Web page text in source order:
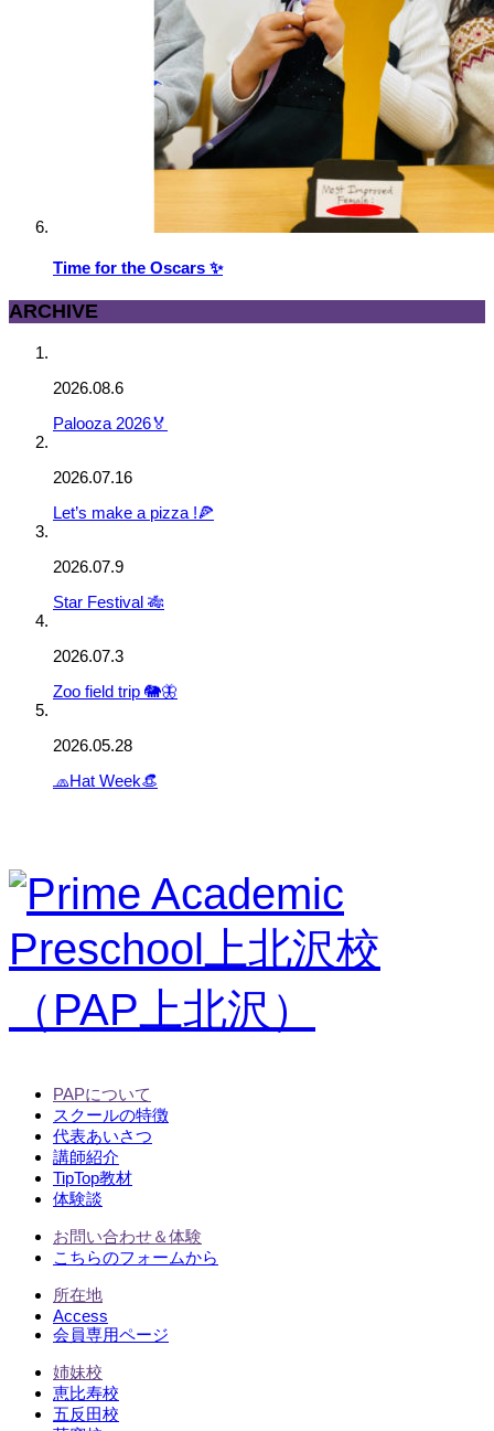
Time for the Oscars ✨
ARCHIVE
2026.08.6
Palooza 2026🏅
2026.07.16
Let’s make a pizza !🍕
2026.07.9
Star Festival 🎋
2026.07.3
Zoo field trip 🐘🦋
2026.05.28
🧢Hat Week👒
PAPについて
スクールの特徴
代表あいさつ
講師紹介
TipTop教材
体験談
お問い合わせ＆体験
こちらのフォームから
所在地
Access
会員専用ページ
姉妹校
恵比寿校
五反田校